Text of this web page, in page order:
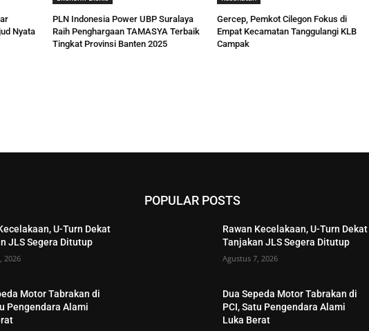
Nyata
PLN Indonesia Power UBP Suralaya
Raih Penghargaan TAMASYA Terbaik
Tingkat Provinsi Banten 2025
Gercep, Pemkot Cilegon Fokus di
Empat Kecamatan Tanggulangi KLB
Campak
U-Turn Dekat
JLS Segera Ditutup
2026
Motor Tabrakan di
Pengendara Alami
POPULAR POSTS
Rawan Kecelakaan, U-Turn Dekat
Tanjakan JLS Segera Ditutup
Agustus 7, 2026
Dua Sepeda Motor Tabrakan di
PCI, Satu Pengendara Alami
Luka Berat